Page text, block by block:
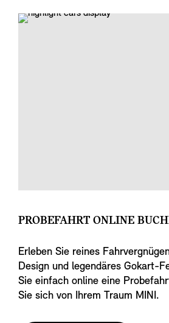
PROBEFAHRT ONLINE
Erleben Sie reines
Design und legendäres Gokart-
Sie einfach online eine
Sie sich von Ihrem Traum MINI.